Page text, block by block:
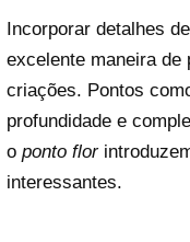
Incorporar detalhes
excelente maneira de
criações. Pontos
profundidade e
o ponto flor
interessantes.